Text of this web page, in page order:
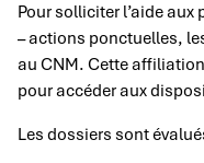
Pour solliciter l’aide
– actions ponctuelles,
au CNM. Cette
pour accéder aux
Les dossiers sont